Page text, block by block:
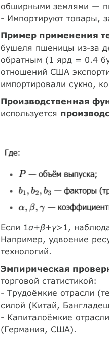
обширными землями —
- Импортируют товары,
Пример применения
бушеля пшеницы из-за
обратным (1 ярд = 0.4
отношений США
импортировали сукно,
Производственная
используется
Если 1α+β+γ>1,
Например, удвоение
технологий.
Эмпирическая
торговой статистикой:
- Трудоёмкие отрасли
силой (Китай,
- Капиталоёмкие
(Германия, США).